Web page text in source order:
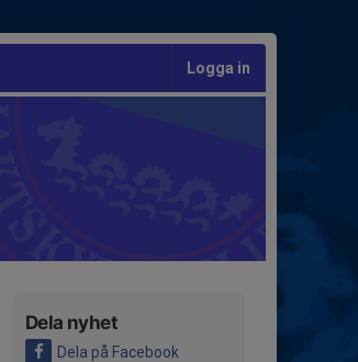
Logga in
Dela nyhet
Dela på Facebook